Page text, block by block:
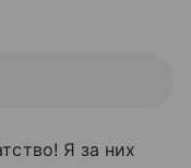
Я за них